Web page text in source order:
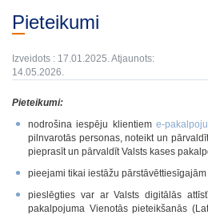
Pieteikumi
Izveidots : 17.01.2025. Atjaunots:
14.05.2026.
Pieteikumi:
nodrošina iespēju klientiem e-
pilnvarotās personas, noteikt un
pieprasīt un pārvaldīt Valsts kases
pieejami tikai iestāžu
pieslēgties var ar Valsts digitālās
pakalpojuma Vienotās pieteikšanās